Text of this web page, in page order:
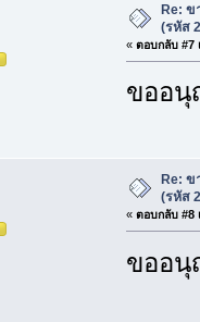
Re: ข
(รหัส
« ตอบกลับ #7
ขออนุ
Re: ข
(รหัส
« ตอบกลับ #8
ขออนุ